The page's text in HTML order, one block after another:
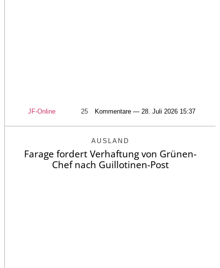
JF-Online 25 Kommentare — 28. Juli 2026 15:37
AUSLAND
Farage fordert Verhaftung von Grünen-
Chef nach Guillotinen-Post